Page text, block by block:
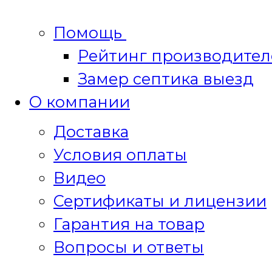
Помощь
Рейтинг
Замер септика выезд
О компании
Доставка
Условия оплаты
Видео
Сертификаты и лицензии
Гарантия на товар
Вопросы и ответы